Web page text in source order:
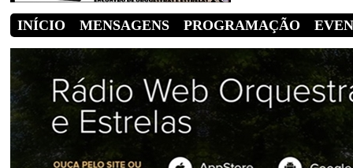
INÍCIO MENSAGENS PROGRAMAÇÃO